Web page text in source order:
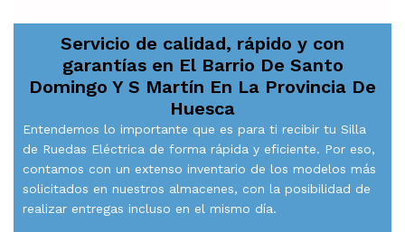
Servicio de calidad, rápido y con
garantías en El Barrio De Santo
Domingo Y S Martín En La Provincia De
Huesca
Entendemos lo importante que es para ti recibir tu Silla
de Ruedas Eléctrica de forma rápida y eficiente. Por eso,
contamos con un extenso inventario de los modelos más
solicitados en nuestros almacenes, con la posibilidad de
realizar entregas incluso en el mismo día.